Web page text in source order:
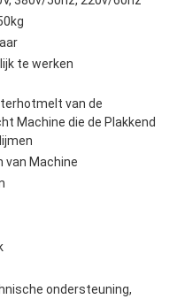
te werken
van de
Machine die de Plakkend
van Machine
ondersteuning,